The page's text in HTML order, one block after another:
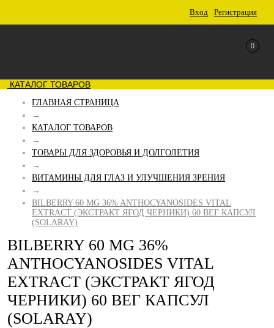
Вход Регистрация
0
КАТАЛОГ ТОВАРОВ
ГЛАВНАЯ СТРАНИЦА
→
КАТАЛОГ ТОВАРОВ
→
ТОВАРЫ ДЛЯ ЗДОРОВЬЯ И ДОЛГОЛЕТИЯ
→
ВИТАМИНЫ ДЛЯ ГЛАЗ И УЛУЧШЕНИЯ ЗРЕНИЯ
→
BILBERRY 60 MG 36% ANTHOCYANOSIDES VITAL
EXTRACT (ЭКСТРАКТ ЯГОД ЧЕРНИКИ) 60 ВЕГ КАПСУЛ
(SOLARAY)
BILBERRY 60 MG 36%
ANTHOCYANOSIDES VITAL
EXTRACT (ЭКСТРАКТ ЯГОД
ЧЕРНИКИ) 60 ВЕГ КАПСУЛ
(SOLARAY)